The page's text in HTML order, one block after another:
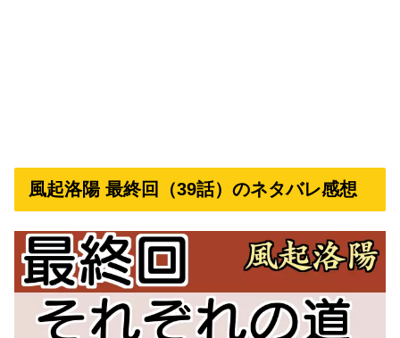
風起洛陽 最終回（39話）のネタバレ感想